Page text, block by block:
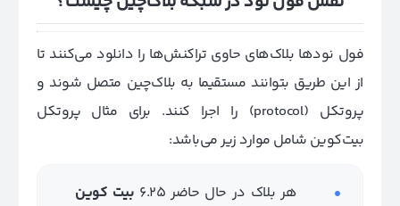
فول نودها بلاک‌های حاوی تراکنش‌ها را دانلود می‌کنند تا
از این طریق بتوانند مستقیما به بلاک‌چین متصل شوند و
پروتکل (protocol) را اجرا کنند. برای مثال پروتکل
بیت‌کوین شامل موارد زیر می‌باشد:
هر بلاک در حال حاضر 6.25
بیت کوین